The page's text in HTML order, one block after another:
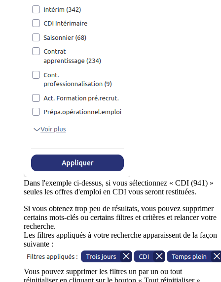
Dans l'exemple ci-dessus, si vous sélectionnez « CDI (941) »
seules les offres d'emploi en CDI vous seront restituées.
Si vous obtenez trop peu de résultats, vous pouvez supprimer
certains mots-clés ou certains filtres et critères et relancer votre
recherche.
Les filtres appliqués à votre recherche apparaissent de la façon
suivante :
Vous pouvez supprimer les filtres un par un ou tout
réinitialiser en cliquant sur le bouton « Tout réinitialiser ».